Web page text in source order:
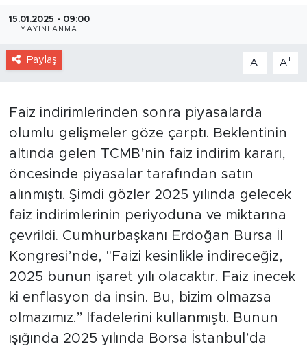
15.01.2025 - 09:00
YAYINLANMA
Paylaş A- A+
Faiz indirimlerinden sonra piyasalarda
olumlu gelişmeler göze çarptı. Beklentinin
altında gelen TCMB’nin faiz indirim kararı,
öncesinde piyasalar tarafından satın
alınmıştı. Şimdi gözler 2025 yılında gelecek
faiz indirimlerinin periyoduna ve miktarına
çevrildi. Cumhurbaşkanı Erdoğan Bursa İl
Kongresi’nde, "Faizi kesinlikle indireceğiz,
2025 bunun işaret yılı olacaktır. Faiz inecek
ki enflasyon da insin. Bu, bizim olmazsa
olmazımız.” İfadelerini kullanmıştı. Bunun
ışığında 2025 yılında Borsa İstanbul’da